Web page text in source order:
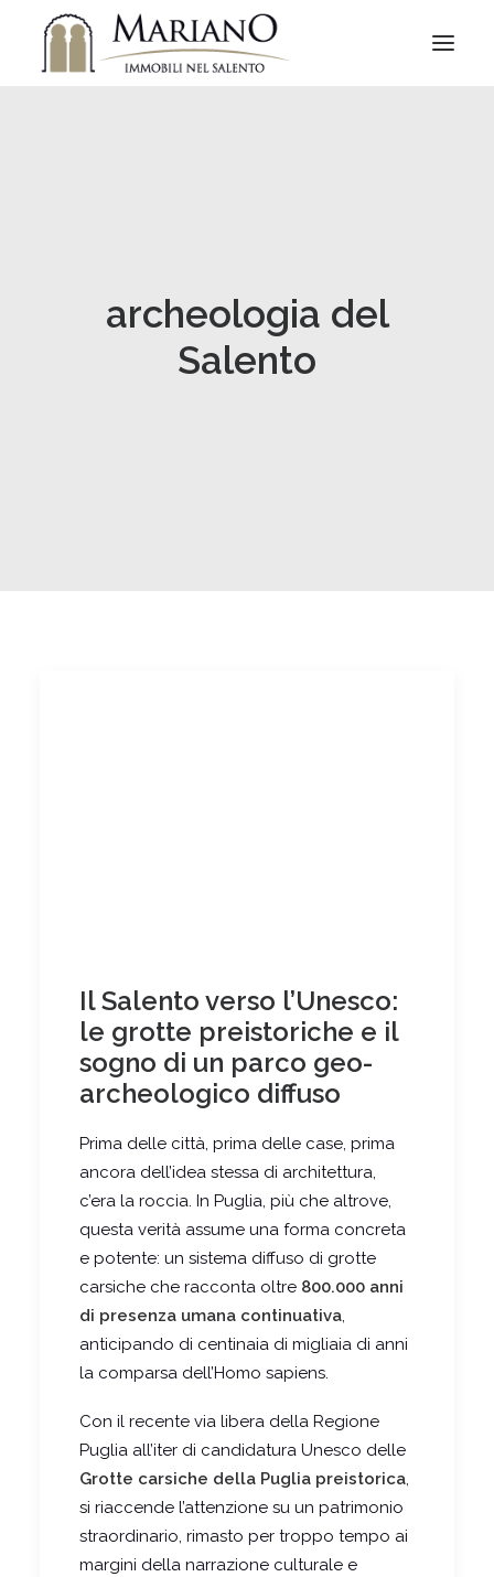
archeologia del
Salento
Il Salento verso l’Unesco:
le grotte preistoriche e il
sogno di un parco geo-
archeologico diffuso
Prima delle città, prima delle case, prima
ancora dell’idea stessa di architettura,
c’era la roccia. In Puglia, più che altrove,
questa verità assume una forma concreta
e potente: un sistema diffuso di grotte
carsiche che racconta oltre 800.000 anni
di presenza umana continuativa,
anticipando di centinaia di migliaia di anni
la comparsa dell’Homo sapiens.
Con il recente via libera della Regione
Puglia all’iter di candidatura Unesco delle
Grotte carsiche della Puglia preistorica,
si riaccende l’attenzione su un patrimonio
straordinario, rimasto per troppo tempo ai
margini della narrazione culturale e